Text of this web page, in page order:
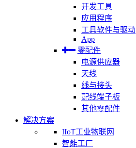
开发工具
应用程序
工具软件与驱动
App
零配件
电源供应器
天线
线与接头
配线端子板
其他零配件
解决方案
IIoT工业物联网
智能工厂